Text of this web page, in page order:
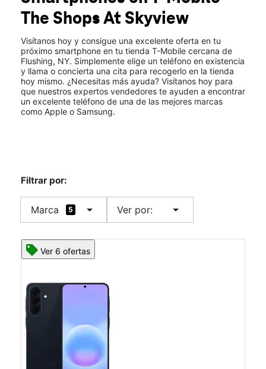
Mié.: 10:00 a.m. a 8:00 p.m.
Jue.:10:00 a.m. a 8:00 p.m.
40-24 College Point Blvd Space B02a4 Flushing, NY 11354
The Shops At Skyview
Visítanos hoy y consigue una excelente oferta en tu
próximo smartphone en tu tienda T-Mobile cercana de
Flushing, NY. Simplemente elige un teléfono en existencia
y llama o concierta una cita para recogerlo en la tienda
hoy mismo. ¿Necesitas más ayuda? Visítanos hoy para
que nuestros expertos vendedores te ayuden a encontrar
un excelente teléfono de una de las mejores marcas
como Apple o Samsung.
Filtrar por:
Marca 5 arrow_drop_down Ver por: arrow_drop_down
Ver 6 ofertas